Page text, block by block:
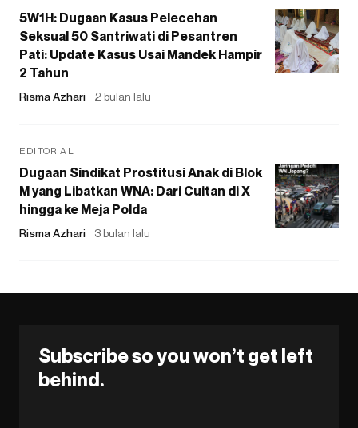
5W1H: Dugaan Kasus Pelecehan
Seksual 50 Santriwati di Pesantren
Pati: Update Kasus Usai Mandek Hampir
2 Tahun
Risma Azhari 2 bulan lalu
EDITORIAL
Dugaan Sindikat Prostitusi Anak di Blok
M yang Libatkan WNA: Dari Cuitan di X
hingga ke Meja Polda
Risma Azhari 3 bulan lalu
Subscribe so you won’t get left
behind.